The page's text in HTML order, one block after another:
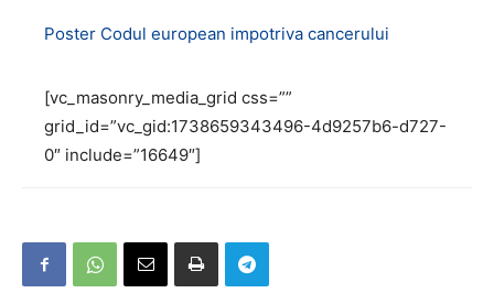
Poster Codul european impotriva cancerului
[vc_masonry_media_grid css=””
grid_id=”vc_gid:1738659343496-4d9257b6-d727-
0″ include=”16649″]